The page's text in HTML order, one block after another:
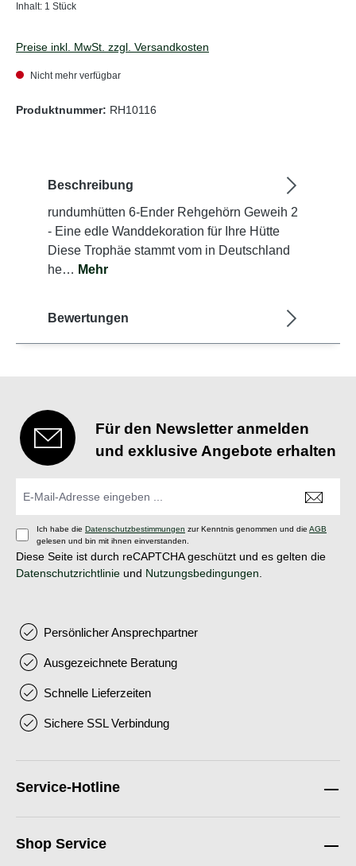
Inhalt: 1 Stück
Preise inkl. MwSt. zzgl. Versandkosten
Nicht mehr verfügbar
Produktnummer: RH10116
Beschreibung
rundumhütten 6-Ender Rehgehörn Geweih 2
- Eine edle Wanddekoration für Ihre Hütte
Diese Trophäe stammt vom in Deutschland
he… Mehr
Bewertungen
Für den Newsletter anmelden
und exklusive Angebote erhalten
Ich habe die Datenschutzbestimmungen zur Kenntnis genommen und die AGB
gelesen und bin mit ihnen einverstanden.
Diese Seite ist durch reCAPTCHA geschützt und es gelten die
Datenschutzrichtlinie und Nutzungsbedingungen
Persönlicher Ansprechpartner
Ausgezeichnete Beratung
Schnelle Lieferzeiten
Sichere SSL Verbindung
Service-Hotline
Shop Service